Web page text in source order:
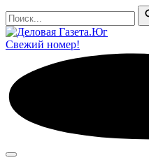
Поиск
Свежий номер!